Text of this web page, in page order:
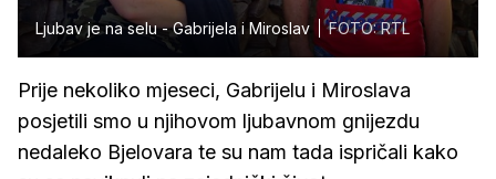
Ljubav je na selu - Gabrijela i Miroslav FOTO: RTL
Prije nekoliko mjeseci, Gabrijelu i Miroslava
posjetili smo u njihovom ljubavnom gnijezdu
nedaleko Bjelovara te su nam tada ispričali kako